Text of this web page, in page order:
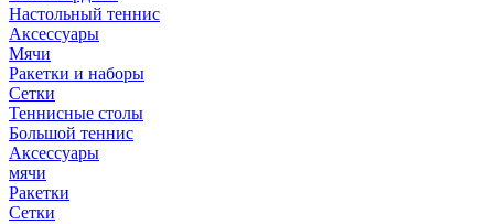
Настольный теннис
Аксессуары
Мячи
Ракетки и наборы
Сетки
Теннисные столы
Большой теннис
Аксессуары
мячи
Ракетки
Сетки